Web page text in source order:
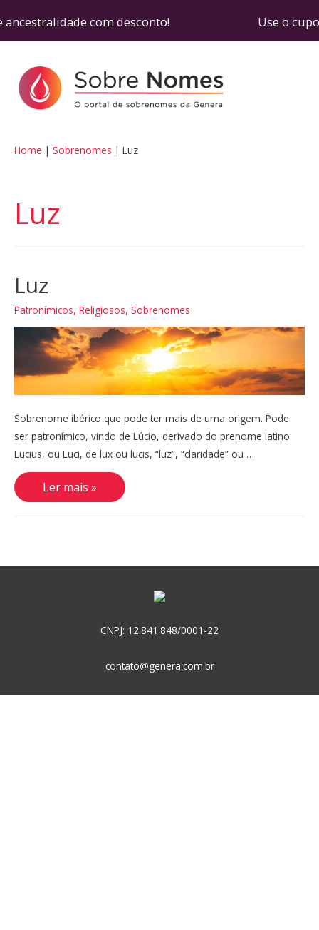
ancestralidade com desconto! Use o cupom
Home Sobrenomes Luz
Luz
Luz
Patronímicos, Religiosos, Sobrenomes
Sobrenome ibérico que pode ter mais de uma origem. Pode
ser patronímico, vindo de Lúcio, derivado do prenome latino
Lucius, ou Luci, de lux ou lucis, “luz”, “claridade” ou …
Luz
Ler mais »
CNPJ: 12.841.848/0001-22
contato@genera.com.br